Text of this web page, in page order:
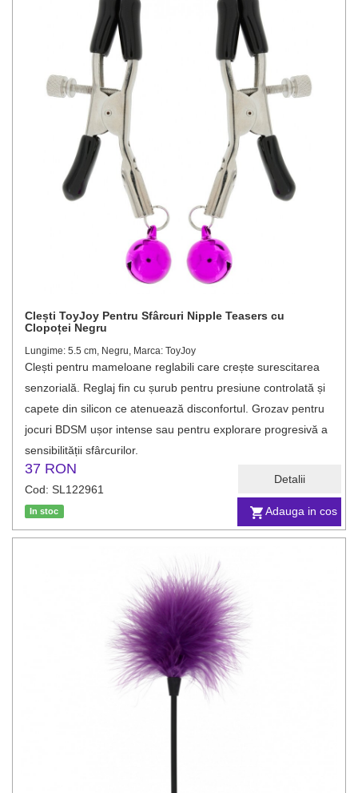
Adauga in cos
Detalii
Clești ToyJoy Pentru Sfârcuri Nipple Teasers cu
Clopoței Negru
Lungime: 5.5 cm, Negru, Marca: ToyJoy
Clești pentru mameloane reglabili care crește surescitarea
senzorială. Reglaj fin cu șurub pentru presiune controlată și
capete din silicon ce atenuează disconfortul. Grozav pentru
jocuri BDSM ușor intense sau pentru explorare progresivă a
sensibilității sfârcurilor.
37 RON
Cod: SL122961
In stoc